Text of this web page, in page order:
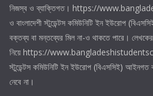
নিজস্ব ও ব্যাক্তিগত। https://
ও বাংলাদেশী স্টুডেন্টস কমিউনিটি ইন ইউরোপ
বক্তব্য বা মন্তব্যের মিল না-ও থাকতে পারে।
নিয়ে https://
স্টুডেন্টস কমিউনিটি ইন ইউরোপ (বিএসসিই) আইনগত
নেবে না।